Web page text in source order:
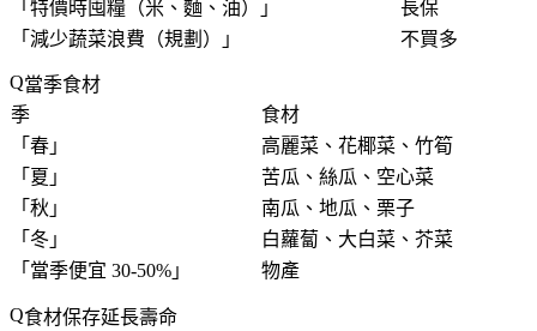
「 特價時囤糧（米、麵、油） 」
長保
「 減少蔬菜浪費（規劃） 」 不買多
當季食材
季
食材
「 春 」
高麗菜、花椰菜、竹筍
「 夏 」
苦瓜、絲瓜、空心菜
「 秋 」
南瓜、地瓜、栗子
「 冬 」
白蘿蔔、大白菜、芥菜
「 當季便宜 30-50% 」 物產
食材保存延長壽命